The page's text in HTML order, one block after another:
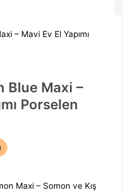
Blue Maxi –
Porselen